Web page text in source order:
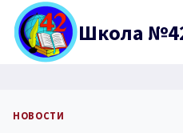
Перейти
содержимому
Школа
НОВОСТИ